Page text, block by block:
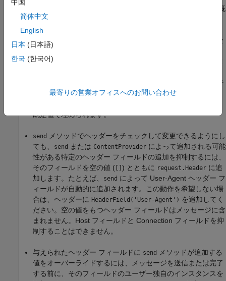
はフィールドに期待値があることを検証します。既
定の動作を以下のようにオーバーライドできます。
何も確認せずにそのまま、またはヘッダーを変更してメッセ
ージを送信するには、
ィをtrue
同じ値を指定しなければなりません。そうしないと、予測で
きない結果が生じる可能性があります。Completed
既定値で埋められます。
send
メソッドでヘッダーをチェックして変更できるようにし
ても、
send または ContentProvider によって追加される可能
性がある特定のヘッダー フィールドの追加を抑制するには、
そのフィールドを空の値 ( [] ) とともに request.Header に追
加します。たとえば、
send によって User-Agent ヘッダー フ
ィールドが自動的に追加されます。この動作を希望しない場
合は、ヘッダーに HeaderField('User-Agent') を追加してく
ださい。空の値をもつヘッダー フィールドはメッセージに含
まれません。Host フィールドと Connection フィールドを抑
制することはできません。
与えられたヘッダー フィールドに send
メソッドが追加する
値をオーバーライドするには、メッセージを送信または完了
する前に、そのフィールドのユーザー独自のインスタンスを
中国
简体中文
English
日本 (日本語)
한국 (한국어)
最寄りの営業オフィスへのお問い合わせ